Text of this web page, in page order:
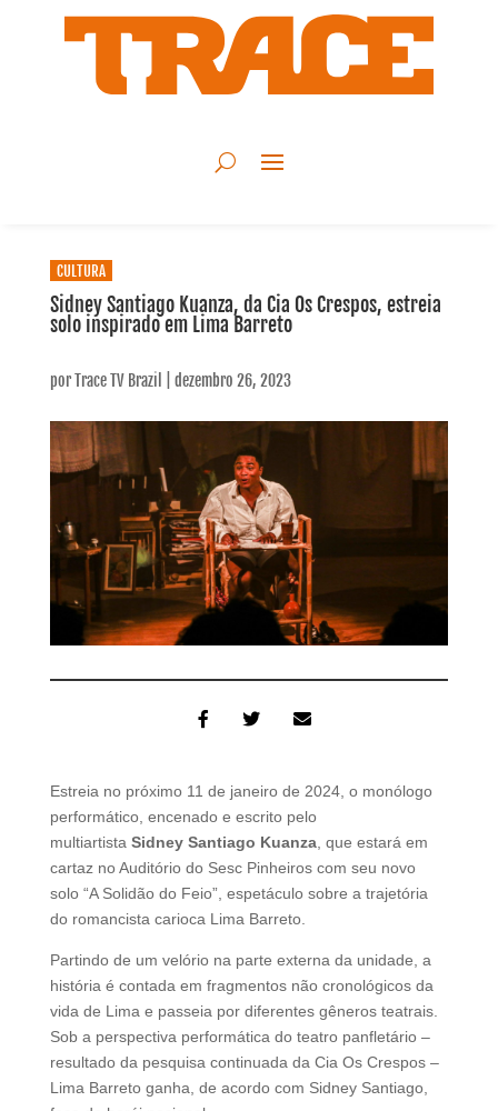
CULTURA
Sidney Santiago Kuanza, da Cia Os Crespos, estreia
solo inspirado em Lima Barreto
porTrace TV Brazil dezembro 26, 2023
Estreia no próximo 11 de janeiro de 2024, o monólogo
performático, encenado e escrito pelo
multiartista Sidney Santiago Kuanza, que estará em
cartaz no Auditório do Sesc Pinheiros com seu novo
solo “A Solidão do Feio”, espetáculo sobre a trajetória
do romancista carioca Lima Barreto.
Partindo de um velório na parte externa da unidade, a
história é contada em fragmentos não cronológicos da
vida de Lima e passeia por diferentes gêneros teatrais.
Sob a perspectiva performática do teatro panfletário –
resultado da pesquisa continuada da Cia Os Crespos –
Lima Barreto ganha, de acordo com Sidney Santiago,